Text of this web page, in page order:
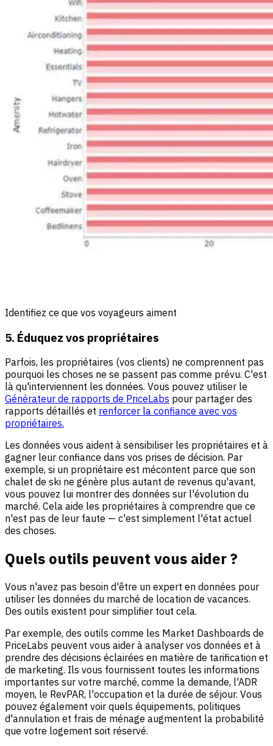
Identifiez ce que vos voyageurs aiment
5. Éduquez vos propriétaires
Parfois, les propriétaires (vos clients) ne comprennent pas
pourquoi les choses ne se passent pas comme prévu. C'est
là qu'interviennent les données. Vous pouvez utiliser le
Générateur de rapports de PriceLabs pour partager des
rapports détaillés et renforcer la confiance avec vos
propriétaires.
Les données vous aident à sensibiliser les propriétaires et à
gagner leur confiance dans vos prises de décision. Par
exemple, si un propriétaire est mécontent parce que son
chalet de ski ne génère plus autant de revenus qu'avant,
vous pouvez lui montrer des données sur l'évolution du
marché. Cela aide les propriétaires à comprendre que ce
n'est pas de leur faute — c'est simplement l'état actuel
des choses.
Quels outils peuvent vous aider ?
Vous n'avez pas besoin d'être un expert en données pour
utiliser les données du marché de location de vacances.
Des outils existent pour simplifier tout cela.
Par exemple, des outils comme les Market Dashboards de
PriceLabs peuvent vous aider à analyser vos données et à
prendre des décisions éclairées en matière de tarification et
de marketing. Ils vous fournissent toutes les informations
importantes sur votre marché, comme la demande, l'ADR
moyen, le RevPAR, l'occupation et la durée de séjour. Vous
pouvez également voir quels équipements, politiques
d'annulation et frais de ménage augmentent la probabilité
que votre logement soit réservé.